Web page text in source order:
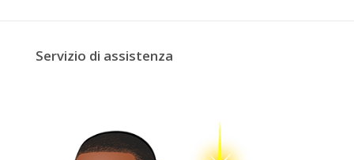
Servizio di assistenza